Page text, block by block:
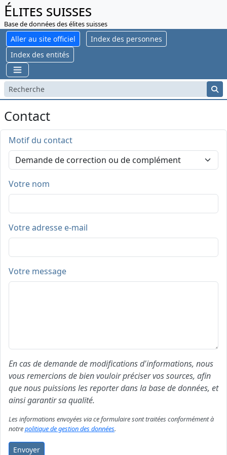
Élites suisses
Base de données des élites suisses
Aller au site officiel
Index des personnes
Index des entités
Contact
Motif du contact
Votre nom
Votre adresse e-mail
Votre message
En cas de demande de modifications d'informations, nous
vous remercions de bien vouloir préciser vos sources, afin
que nous puissions les reporter dans la base de données, et
ainsi garantir sa qualité.
Les informations envoyées via ce formulaire sont traitées conformément à
notrepolitique de gestion des données.
Envoyer